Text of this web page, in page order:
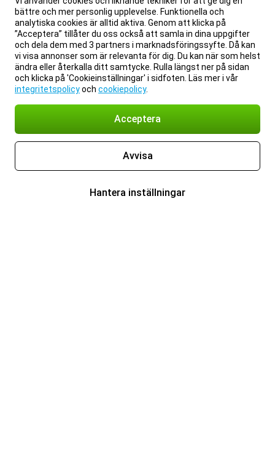
bättre och mer personlig upplevelse. Funktionella och
analytiska cookies är alltid aktiva. Genom att klicka på
”Acceptera” tillåter du oss också att samla in dina uppgifter
och dela dem med 3 partners i marknadsföringssyfte. Då kan
vi visa annonser som är relevanta för dig. Du kan när som helst
ändra eller återkalla ditt samtycke. Rulla längst ner på sidan
och klicka på 'Cookieinställningar' i sidfoten. Läs mer i vår
integritetspolicyoch cookiepolicy.
Acceptera
Avvisa
Hantera inställningar